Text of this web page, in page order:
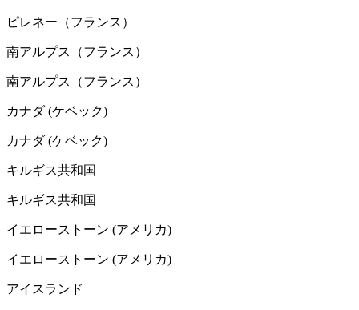
ピレネー（フランス）
南アルプス（フランス）
南アルプス（フランス）
カナダ (ケベック)
カナダ (ケベック)
キルギス共和国
キルギス共和国
イエローストーン (アメリカ)
イエローストーン (アメリカ)
アイスランド